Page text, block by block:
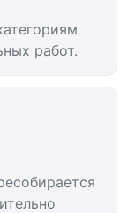
работ.